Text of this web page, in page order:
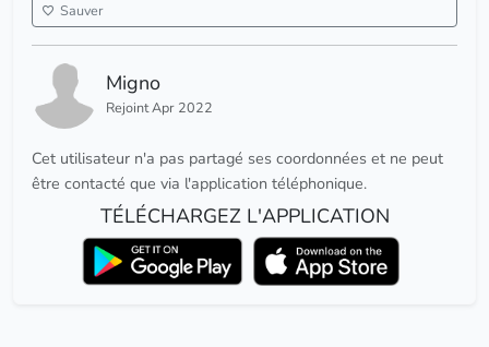
Sauver
Migno
Rejoint Apr 2022
Cet utilisateur n'a pas partagé ses coordonnées et ne peut
être contacté que via l'application téléphonique.
TÉLÉCHARGEZ L'APPLICATION